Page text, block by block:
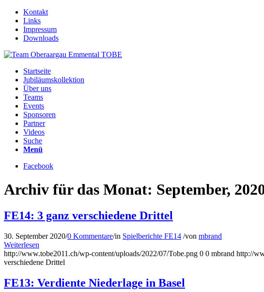
Kontakt
Links
Impressum
Downloads
Startseite
Jubiläumskollektion
Über uns
Teams
Events
Sponsoren
Partner
Videos
Suche
Menü
Facebook
Archiv für das Monat: September,
FE14: 3 ganz verschiedene Drittel
30. September 2020/0 Kommentare/in Spielberichte FE14 /von mbrand
Weiterlesen
http://www.tobe2011.ch/wp-content/uploads/2022/07/Tobe.png 0 0 mbrand http://
verschiedene Drittel
FE13: Verdiente Niederlage in Basel